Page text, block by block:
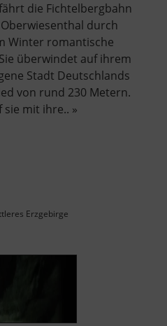
die Fichtelbergbahn
durch
Winter romantische
überwindet auf ihrem
Stadt Deutschlands
von rund 230 Metern.
sie mit ihre.. »
Erzgebirge